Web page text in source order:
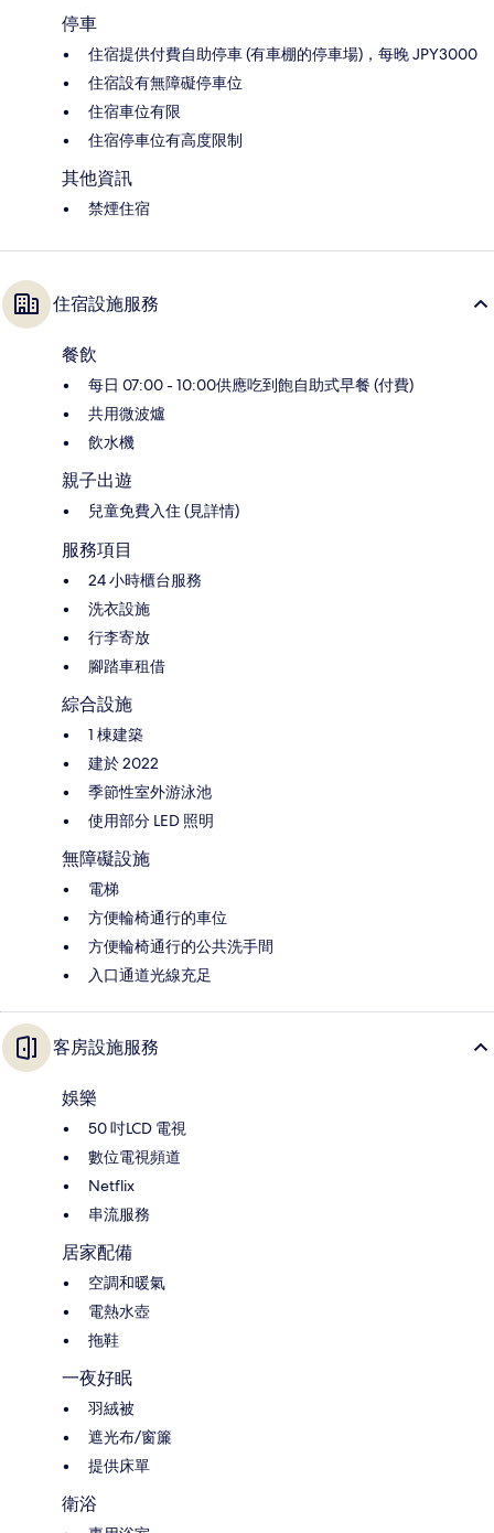
停車
住宿提供付費自助停車 (有車棚的停車場)，每晚 JPY3000
住宿設有無障礙停車位
住宿車位有限
住宿停車位有高度限制
其他資訊
禁煙住宿
住宿設施服務
餐飲
每日 07:00 - 10:00供應吃到飽自助式早餐 (付費)
共用微波爐
飲水機
親子出遊
兒童免費入住 (見詳情)
服務項目
24 小時櫃台服務
洗衣設施
行李寄放
腳踏車租借
綜合設施
1 棟建築
建於 2022
季節性室外游泳池
使用部分 LED 照明
無障礙設施
電梯
方便輪椅通行的車位
方便輪椅通行的公共洗手間
入口通道光線充足
客房設施服務
娛樂
50 吋LCD 電視
數位電視頻道
Netflix
串流服務
居家配備
空調和暖氣
電熱水壺
拖鞋
一夜好眠
羽絨被
遮光布/窗簾
提供床單
衛浴